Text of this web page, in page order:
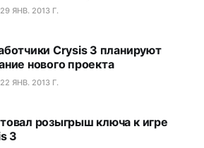
29 ЯНВ. 2013 Г.
Crysis 3 планируют
нового проекта
22 ЯНВ. 2013 Г.
розыгрыш ключа к игре
3